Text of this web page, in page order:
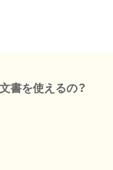
書を使えるの？